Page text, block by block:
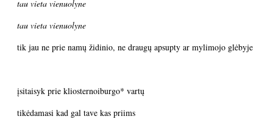
tau vieta vienuolyne
tau vieta vienuolyne
tik jau ne prie namų židinio, ne draugų apsupty ar mylimojo glėbyje
įsitaisyk prie kliosternoiburgo* vartų
tikėdamasi kad gal tave kas priims